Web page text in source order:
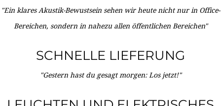
"Ein klares Akustik-Bewustsein sehen wir heute nicht nur in Office-
Bereichen, sondern in nahezu allen öffentlichen Bereichen"
SCHNELLE LIEFERUNG
"Gestern hast du gesagt morgen: Los jetzt!"